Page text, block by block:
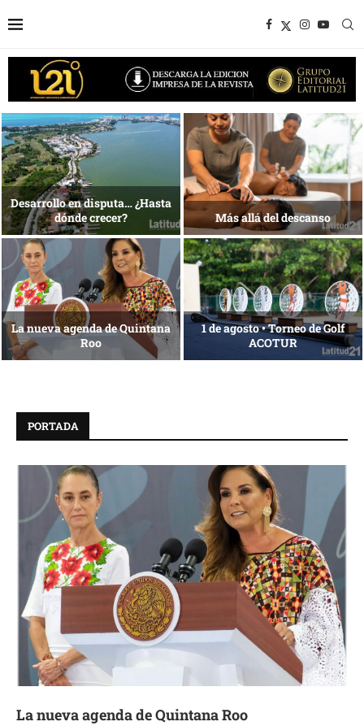
Bottega, un viaje servido a la
mesa
Energía que Impulsa la
competitividad
Reconocimiento de viajeros La esencia del servicio
PORTADA
La nueva agenda de Quintana Roo